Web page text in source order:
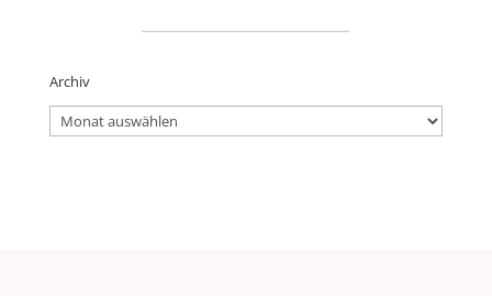
Archiv
Archiv